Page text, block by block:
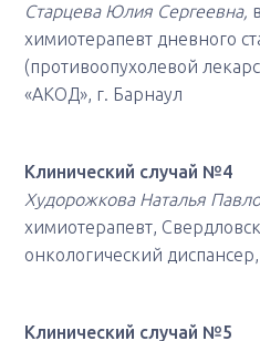
Старцева Юлия Сергеевна,
химиотерапевт дневного
(противоопухолевой
«АКОД», г. Барнаул
Клинический случай №4
Худорожкова Наталья
химиотерапевт,
онкологический
Клинический случай №5